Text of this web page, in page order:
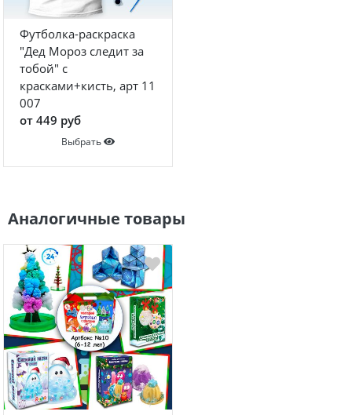
Футболка-раскраска
"Дед Мороз следит за
тобой" с
красками+кисть, арт 11
007
от 449 руб
Выбрать
Аналогичные товары